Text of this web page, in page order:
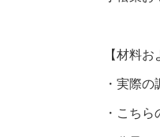
【材料
・実際
・こち